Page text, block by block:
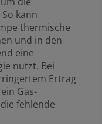
kann
thermische
und in den
eine
nutzt. Bei
Ertrag
Gas-
fehlende